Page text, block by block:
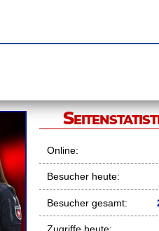
Online:
Besucher heute:
Besucher gesamt:
Zugriffe heute: